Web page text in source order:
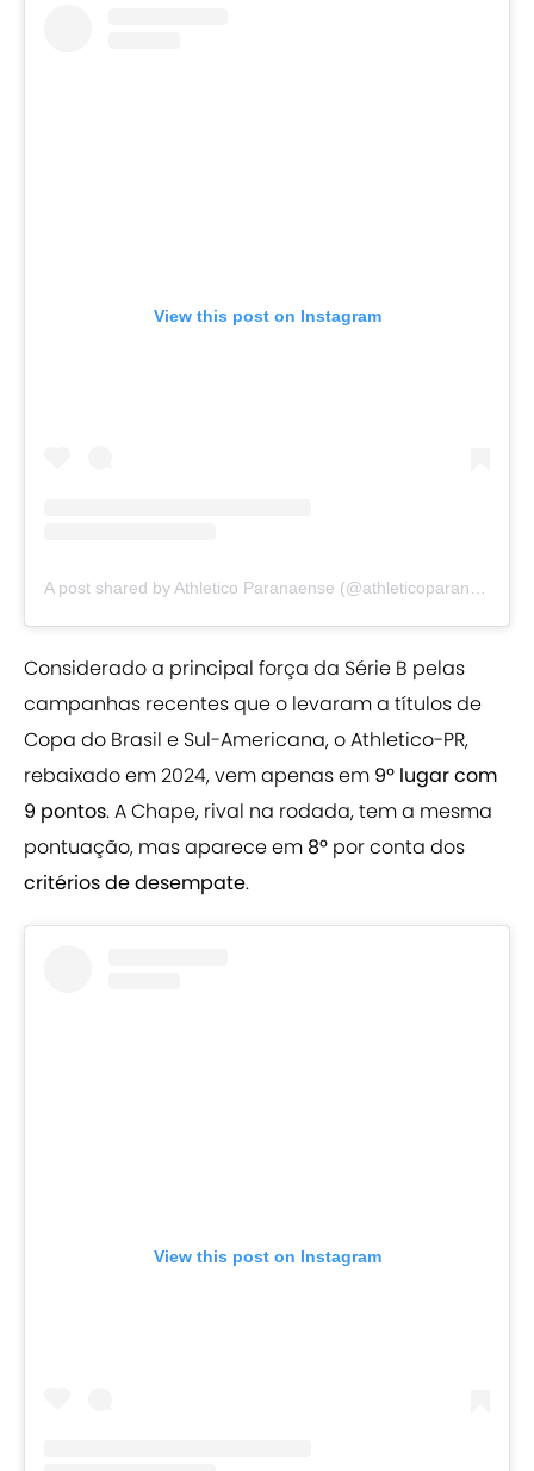
View this post on Instagram
Considerado a principal força da Série B pelas
campanhas recentes que o levaram a títulos de
Copa do Brasil e Sul-Americana, o Athletico-PR,
rebaixado em 2024, vem apenas em 9º lugar com
9 pontos. A Chape, rival na rodada, tem a mesma
pontuação, mas aparece em 8º por conta dos
critérios de desempate.
View this post on Instagram